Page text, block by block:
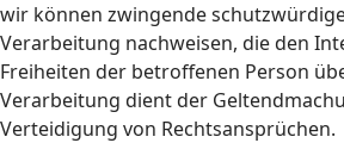
wir können zwingende
Verarbeitung nachweisen, die den
Freiheiten der betroffenen Person
Verarbeitung dient der
Verteidigung von Rechtsansprüchen.